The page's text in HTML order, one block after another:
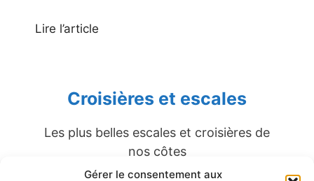
Gérer le consentement aux
Lire l’article
Croisières et escales
Les plus belles escales et croisières de
nos côtes